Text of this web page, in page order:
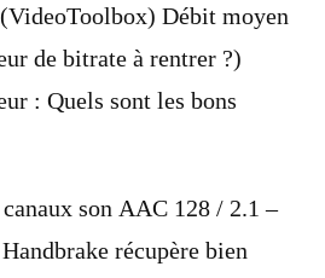
Débit moyen
de bitrate à rentrer ?)
: Quels sont les bons
son AAC 128 / 2.1 –
récupère bien